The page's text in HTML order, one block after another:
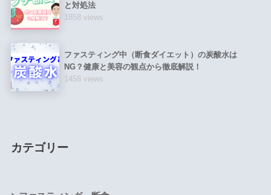
と対処法
1858 views
ファスティング中（断食ダイエット）の炭酸水は
NG？健康と美容の観点から徹底解説！
1458 views
カテゴリー